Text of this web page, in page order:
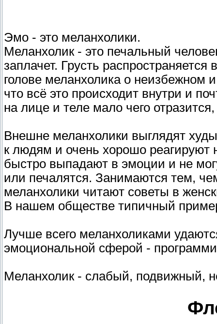
Эмо - это меланхолики.
Меланхолик - это печальный
заплачет. Грусть
голове меланхолика о неизбежном
что всё это происходит внутри и
на лице и теле мало чего
Внешне меланхолики выглядят
к людям и очень хорошо реагируют
быстро выпадают в эмоции и не
или печалятся. Занимаются тем,
меланхолики читают советы в
В нашем обществе типичный
Лучше всего меланхоликами
эмоциональной сферой -
Меланхолик - слабый, подвижный,